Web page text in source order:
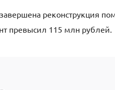
реконструкция
превысил 115 млн рублей.